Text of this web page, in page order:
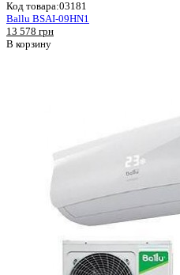
Код товара:03181
Ballu BSAI-09HN1
13 578 грн
В корзину